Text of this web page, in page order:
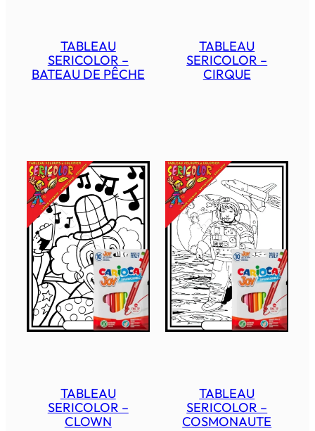
TABLEAU
SERICOLOR –
BATEAU DE PÊCHE
TABLEAU
SERICOLOR –
CIRQUE
TABLEAU
SERICOLOR –
CLOWN
TABLEAU
SERICOLOR –
COSMONAUTE